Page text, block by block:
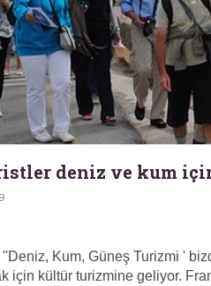
deniz ve kum
''Deniz, Kum, Güneş Turizmi '
için kültür turizmine geliyor.